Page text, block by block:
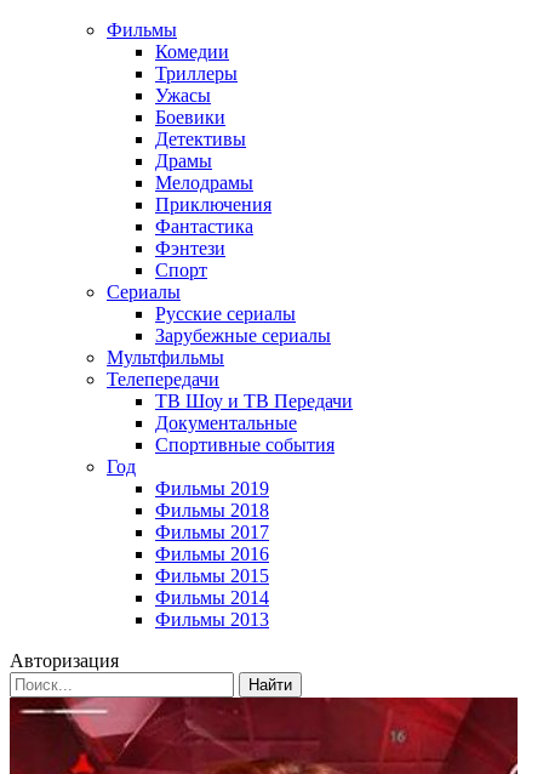
Фильмы
Комедии
Триллеры
Ужасы
Боевики
Детективы
Драмы
Мелодрамы
Приключения
Фантастика
Фэнтези
Спорт
Сериалы
Русские сериалы
Зарубежные сериалы
Мультфильмы
Телепередачи
ТВ Шоу и ТВ Передачи
Документальные
Спортивные события
Год
Фильмы 2019
Фильмы 2018
Фильмы 2017
Фильмы 2016
Фильмы 2015
Фильмы 2014
Фильмы 2013
Авторизация
Найти